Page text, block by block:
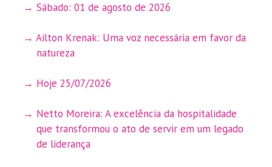
Sábado: 01 de agosto de 2026
Ailton Krenak: Uma voz necessária em favor da
natureza
Hoje 25/07/2026
Netto Moreira: A excelência da hospitalidade
que transformou o ato de servir em um legado
de liderança